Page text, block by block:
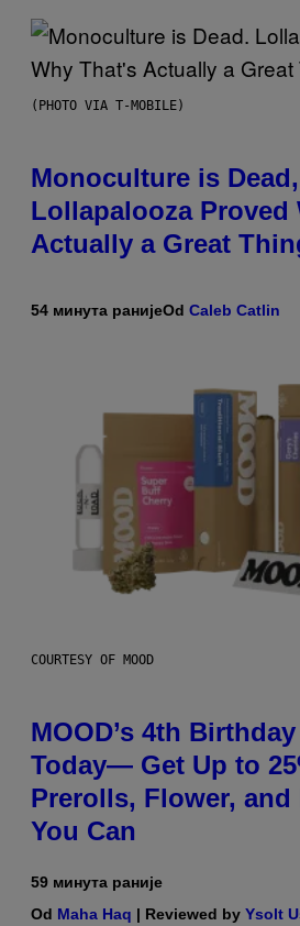
(PHOTO VIA T-MOBILE)
Monoculture is
Lollapalooza Proved
Actually a Great
54 минута ранијеOd Caleb Catlin
COURTESY OF MOOD
MOOD’s 4th
Today— Get Up to
Prerolls, Flower, and
You Can
59 минута раније
Od Maha Haq | Reviewed by Ysolt